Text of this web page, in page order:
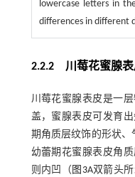
lowercase letters in
differences in different
2.2.2 川莓花蜜腺表
川莓花蜜腺表皮是一
盖，蜜腺表皮可发育
期角质层纹饰的形状
幼蕾期花蜜腺表皮角
则内凹（ 图3A双箭头